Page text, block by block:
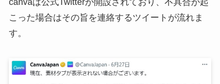
こった場合はその旨を連絡するツイートが流れま
す。